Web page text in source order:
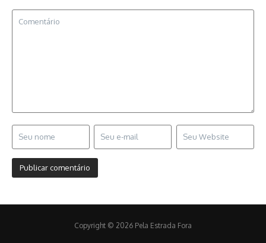
Copyright © 2026 Pela Estrada Fora